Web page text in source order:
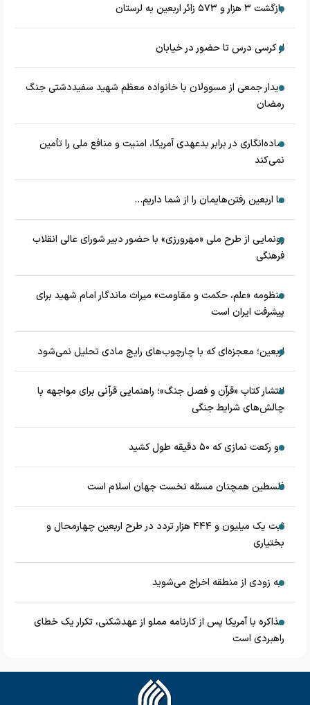
بازگشت ۳ هزار و ۵۷۳ زائر اربعین به لرستان
از کرسی درس تا حضور در خیابان
دیدار جمعی از مسوولان با خانواده معظم شهید سفیددشتی جنگ
رمضان
ساده‌انگاری در برابر بدعهدی آمریکا، امنیت و منافع ملی را تأمین
نمی‌کند
ما اربعین رفتن‌هایمان را از شما داریم...
رونمایی از طرح ملی «مهرورزی» با حضور دبیر شورای عالی انقلاب
فرهنگی
منظومه «علم، حکمت و مقاومت» میراث ماندگار امام شهید برای
پیشرفت ایران است
اربعین؛ معجزه‌ای که با چارچوب‌های رایج مادی تحلیل نمی‌شود
انتشار کتاب «قرآن و فصل جنگ»؛ راهنمایی قرآنی برای مواجهه با
چالش‌های شرایط جنگی
دو رکعت نمازی که ۵۰ دقیقه طول کشید
فلسطین همچنان مسئله نخست جهان اسلام است
ثبت یک میلیون و ۴۴۴ هزار تردد در طرح اربعین چهارمحال و
بختیاری
به زودی از منطقه اخراج می‌شوید
مذاکره با آمریکا پس از کارنامه مملو از عهدشکنی، تکرار یک خطای
راهبردی است